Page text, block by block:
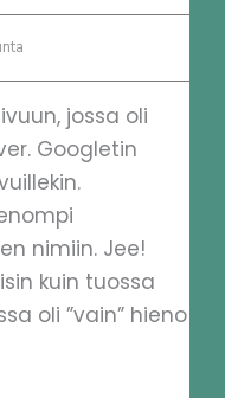
jossa oli
Googletin
nimiin. Jee!
kuin tuossa
oli ”vain” hieno